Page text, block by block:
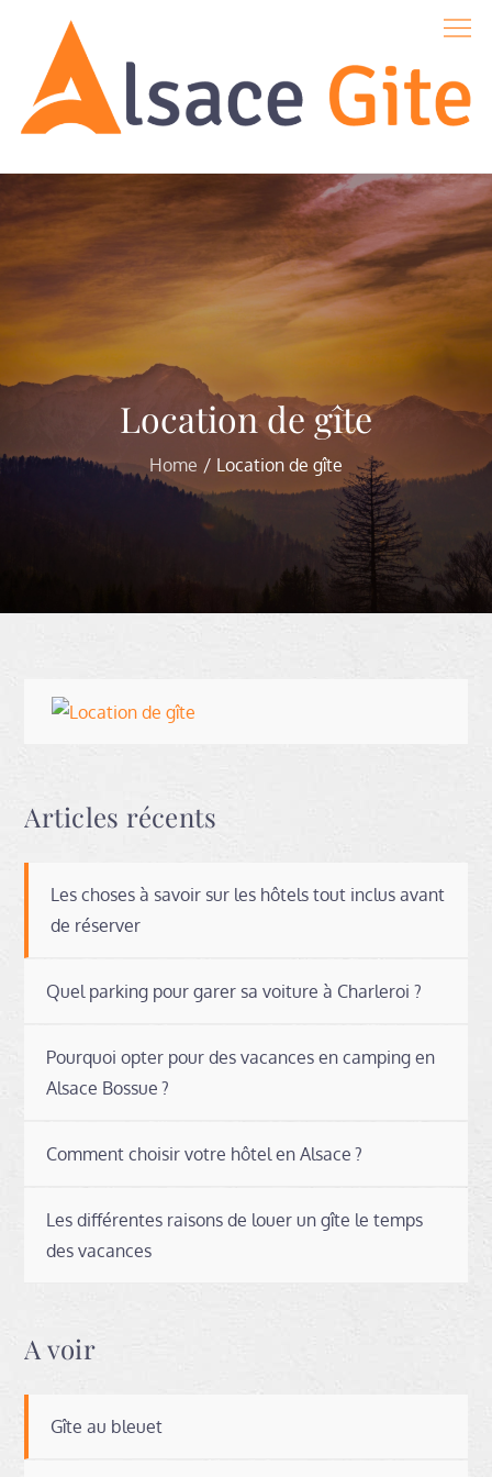
content
Alsace-gite
Location de gîte
Home Location de gîte
Articles récents
Les choses à savoir sur les hôtels tout inclus avant
de réserver
Quel parking pour garer sa voiture à Charleroi ?
Pourquoi opter pour des vacances en camping en
Alsace Bossue ?
Comment choisir votre hôtel en Alsace ?
Les différentes raisons de louer un gîte le temps
des vacances
A voir
Gîte au bleuet